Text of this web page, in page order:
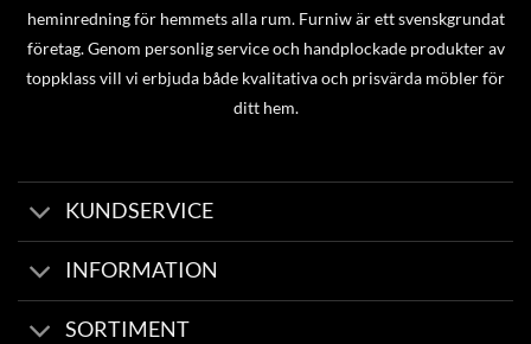
heminredning för hemmets alla rum. Furniw är ett svenskgrundat
företag. Genom personlig service och handplockade produkter av
toppklass vill vi erbjuda både kvalitativa och prisvärda möbler för
ditt hem.
KUNDSERVICE
INFORMATION
SORTIMENT